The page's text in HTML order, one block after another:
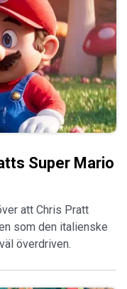
Super Mario
att Chris Pratt
som den italienske
överdriven.